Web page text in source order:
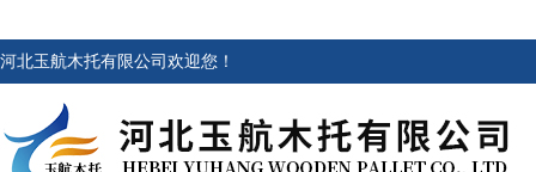
河北玉航木托有限公司欢迎您！